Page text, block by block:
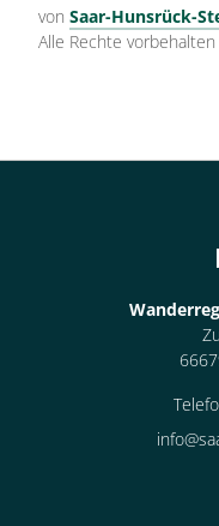
von Saar-Hunsrück-
Alle Rechte vorbehalten